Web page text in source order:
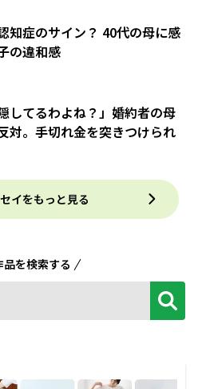
知症のサイン？ 40代の母に感
の違和感
してるわよね？」婚約者の母
対。手切れ金を突きつけられ
イをもっと見る
品を検索する